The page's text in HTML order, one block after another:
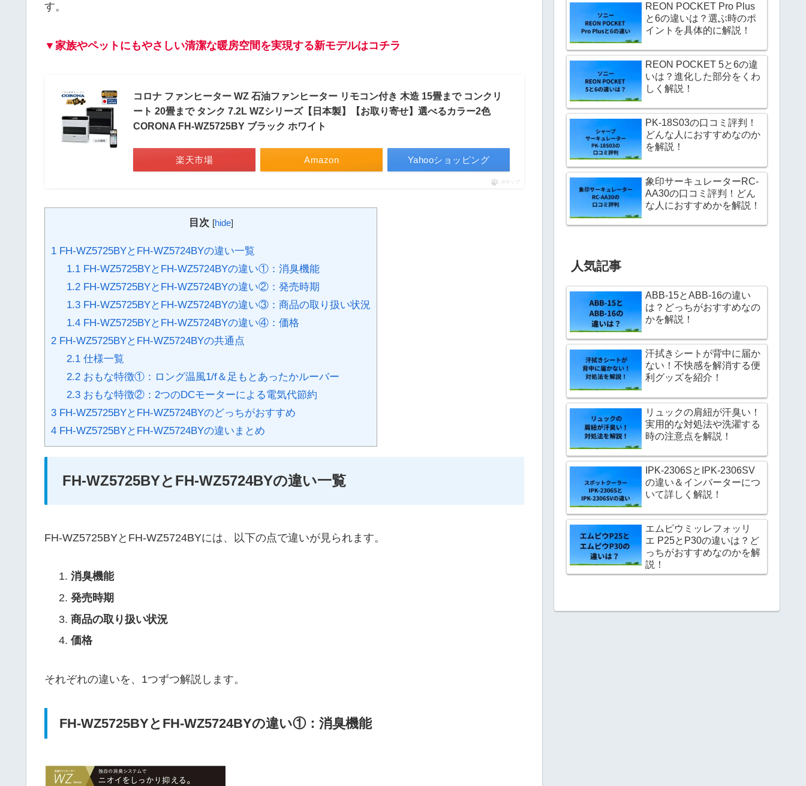
す。
▼家族やペットにもやさしい清潔な暖房空間を実現する新モデルはコチラ
コロナ ファンヒーター WZ 石油ファンヒーター リモコン付き 木造 15畳まで コンクリ
ート 20畳まで タンク 7.2L WZシリーズ【日本製】【お取り寄せ】選べるカラー2色
CORONA FH-WZ5725BY ブラック ホワイト
Amazon
楽天市場 Yahooショッピング
ポチップ
目次 [hide]
1 FH-WZ5725BYとFH-WZ5724BYの違い一覧
1.1FH-WZ5725BYとFH-WZ5724BYの違い①：消臭機能
1.2FH-WZ5725BYとFH-WZ5724BYの違い②：発売時期
1.3FH-WZ5725BYとFH-WZ5724BYの違い③：商品の取り扱い状況
1.4FH-WZ5725BYとFH-WZ5724BYの違い④：価格
2 FH-WZ5725BYとFH-WZ5724BYの共通点
2.1仕様一覧
2.2おもな特徴①：ロング温風1/f＆足もとあったかルーバー
2.3おもな特徴②：2つのDCモーターによる電気代節約
3 FH-WZ5725BYとFH-WZ5724BYのどっちがおすすめ
4 FH-WZ5725BYとFH-WZ5724BYの違いまとめ
FH-WZ5725BYとFH-WZ5724BYの違い一覧
FH-WZ5725BYとFH-WZ5724BYには、以下の点で違いが見られます。
消臭機能
発売時期
商品の取り扱い状況
価格
それぞれの違いを、1つずつ解説します。
FH-WZ5725BYとFH-WZ5724BYの違い①：消臭機能
REON POCKET Pro Plus
と6の違いは？選ぶ時のポ
イントを具体的に解説！
REON POCKET 5と6の違
いは？進化した部分をくわ
しく解説！
PK-18S03の口コミ評判！
どんな人におすすめなのか
を解説！
象印サーキュレーターRC-
AA30の口コミ評判！どん
な人におすすめかを解説！
人気記事
ABB-15とABB-16の違い
は？どっちがおすすめなの
かを解説！
汗拭きシートが背中に届か
ない！不快感を解消する便
利グッズを紹介！
リュックの肩紐が汗臭い！
実用的な対処法や洗濯する
時の注意点を解説！
IPK-2306SとIPK-2306SV
の違い＆インバーターにつ
いて詳しく解説！
エムピウミッレフォッリ
エ P25とP30の違いは？ど
っちがおすすめなのかを解
説！